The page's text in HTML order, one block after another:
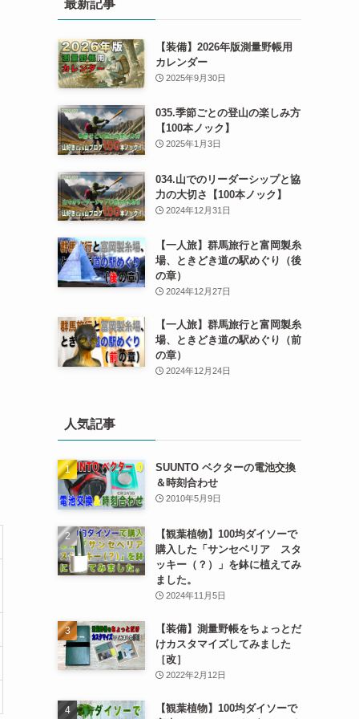
最新記事
【装備】2026年版測量野帳用
カレンダー
2025年9月30日
035.季節ごとの登山の楽しみ方
【100本ノック】
2025年1月3日
034.山でのリーダーシップと協
力の大切さ【100本ノック】
2024年12月31日
【一人旅】群馬旅行と富岡製糸
場、ときどき道の駅めぐり（後
の章）
2024年12月27日
【一人旅】群馬旅行と富岡製糸
場、ときどき道の駅めぐり（前
の章）
2024年12月24日
人気記事
SUUNTO ベクターの電池交換
＆時刻合わせ
2010年5月9日
【観葉植物】100均ダイソーで
購入した「サンセベリア スタ
ッキー（？）」を鉢に植えてみ
ました。
2024年11月5日
【装備】測量野帳をちょっとだ
けカスタマイズしてみました
［改］
2022年2月12日
【観葉植物】100均ダイソーで